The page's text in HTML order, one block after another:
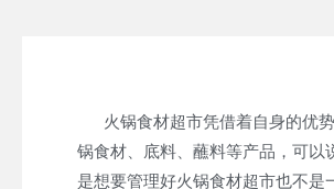
火锅食材超市凭借着自身的优势
锅食材、底料、蘸料等产品，可
是想要管理好火锅食材超市也不